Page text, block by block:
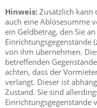
Hinweis: Zusätzlich kann
auch eine Ablösesumme
ein Geldbetrag, den Sie
Einrichtungsgegenstände
von ihm übernehmen.
betreffenden
achten, dass der
verlangt. Dieser ist
Zustand. Sie sind
Einrichtungsgegenstände